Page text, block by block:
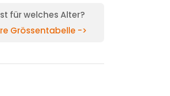
für welches Alter?
Grössentabelle ->